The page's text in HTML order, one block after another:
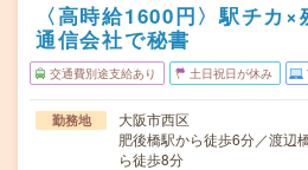
〈高時給1600円〉駅チカ
通信会社で秘書
交通費別途支給あり 土日祝日が休み
勤務地
大阪市西区
肥後橋駅から徒歩6分／渡辺
ら徒歩8分